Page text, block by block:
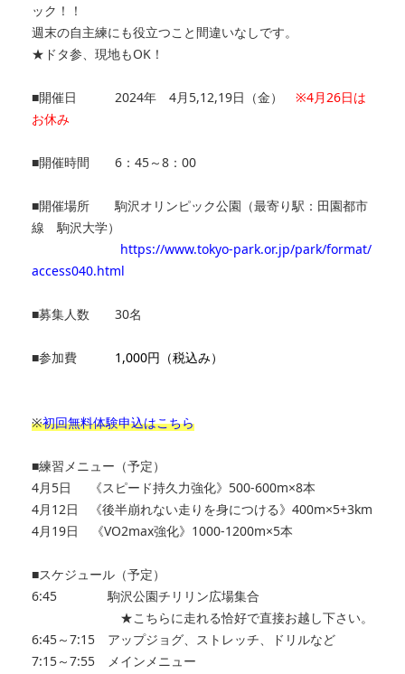
ック！！
週末の自主練にも役立つこと間違いなしです。
★ドタ参、現地もOK！
■開催日 2024年 4月5,12,19日（金） ※4月26日は
お休み
■開催時間 6：45～8：00
■開催場所 駒沢オリンピック公園（最寄り駅：田園都市
線 駒沢大学）
https://www.tokyo-park.or.jp/park/format/
access040.html
■募集人数 30名
■参加費 1,000円（税込み）
※初回無料体験申込はこちら
■練習メニュー（予定）
4月5日 《スピード持久力強化》500-600m×8本
4月12日 《後半崩れない走りを身につける》400m×5+3km
4月19日 《VO2max強化》1000-1200m×5本
■スケジュール（予定）
6:45 駒沢公園チリリン広場集合
★こちらに走れる恰好で直接お越し下さい。
6:45～7:15 アップジョグ、ストレッチ、ドリルなど
7:15～7:55 メインメニュー